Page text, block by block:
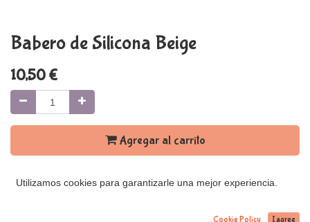
Babero de Silicona Beige
10,50€
Agregar al carrito
Términos y condiciones
Utilizamos cookies para garantizarle una mejor experiencia.
Cookie Policy I agree